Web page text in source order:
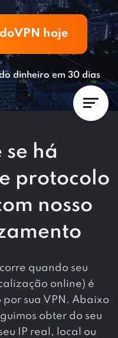
hoje
dinheiro em 30 dias
há
protocolo
nosso
quando seu
online) é
sua VPN. Abaixo
obter do seu
IP real, local ou